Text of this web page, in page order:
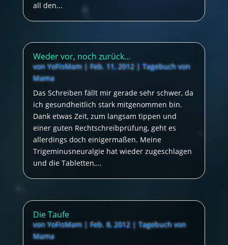
all den...
Weder vor, noch zurück…
von YoFisMam| Feb. 11, 2012| Tagebuch von
Mama
Das Schreiben fällt mir gerade sehr schwer, da
ich gesundheitlich stark mitgenommen bin.
Dank etwas Zeit, zum langsam tippen und
einer guten Rechtschreibprüfung, geht es
allerdings doch einigermaßen. Meine
Trigeminusneuralgie hat wieder zugeschlagen
und die Tabletten,...
Die Taufe
vonYoFisMam|Feb. 8, 2012| Tagebuch von
Mama